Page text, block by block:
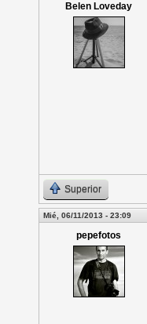
Belen Loveday
Superior
Mié, 06/11/2013 - 23:09
pepefotos